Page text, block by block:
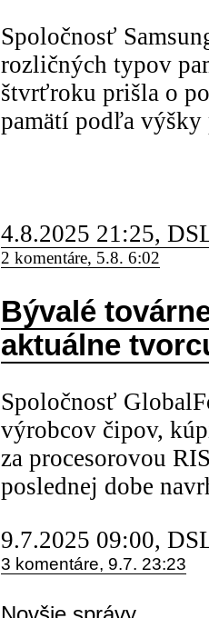
Spoločnosť
rozličných typov
štvrťroku prišla o
pamätí podľa
4.8.2025 21:25,
2 komentáre, 5.8. 6:02
Bývalé
aktuálne
Spoločnosť
výrobcov čipov,
za procesorovou
poslednej dobe
9.7.2025 09:00,
3 komentáre, 9.7. 23:23